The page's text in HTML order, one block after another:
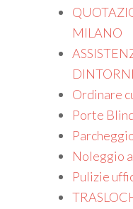
MILANO
DINTORNI
Ordinare
Porte
Noleggio
Pulizie